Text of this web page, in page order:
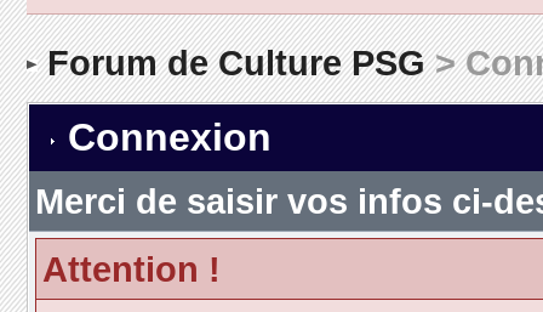
Forum de Culture PSG>
Connexion
Merci de saisir vos infos ci-
Attention !